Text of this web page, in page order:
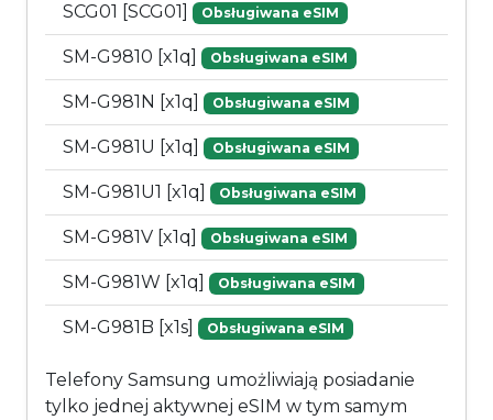
SCG01 [SCG01] Obsługiwana eSIM
SM-G9810 [x1q] Obsługiwana eSIM
SM-G981N [x1q] Obsługiwana eSIM
SM-G981U [x1q] Obsługiwana eSIM
SM-G981U1 [x1q] Obsługiwana eSIM
SM-G981V [x1q] Obsługiwana eSIM
SM-G981W [x1q] Obsługiwana eSIM
SM-G981B [x1s] Obsługiwana eSIM
Telefony Samsung umożliwiają posiadanie
tylko jednej aktywnej eSIM w tym samym